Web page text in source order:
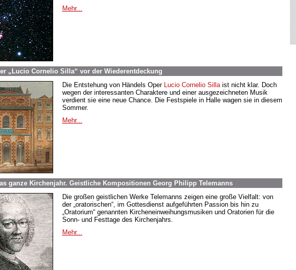
Mehr...
„Lucio Cornelio Silla“ vor der Wiederentdeckung
Die Entstehung von Händels Oper Lucio Cornelio Sillaist nicht klar. Doch
wegen der interessanten Charaktere und einer ausgezeichneten Musik
verdient sie eine neue Chance. Die Festspiele in Halle wagen sie in diesem
Sommer.
Mehr...
ganze Kirchenjahr. Geistliche Kompositionen Georg Philipp Telemanns
Die großen geistlichen Werke Telemanns zeigen eine große Vielfalt: von
der „oratorischen“, im Gottesdienst aufgeführten Passion bis hin zu
„Oratorium“ genannten Kircheneinweihungsmusiken und Oratorien für die
Sonn- und Festtage des Kirchenjahrs.
Mehr...